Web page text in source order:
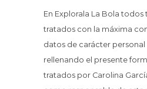
En Explorala La Bola todos
tratados con la máxima
datos de carácter
rellenando el presente
tratados por Carolina